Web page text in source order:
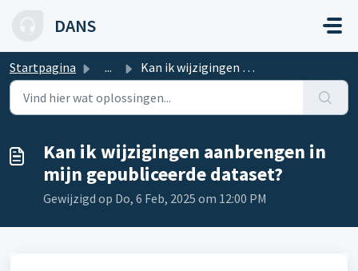
DANS
Startpagina ... Kan ik wijzigingen aanbrengen in mijn gepubliceerde dataset?
Kan ik wijzigingen aanbrengen in
mijn gepubliceerde dataset?
Gewijzigd op Do, 6 Feb, 2025 om 12:00 PM